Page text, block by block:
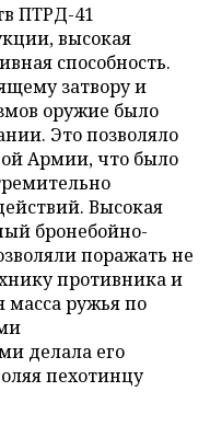
ПТРД-41
высокая
способность.
затвору и
оружие было
Это позволяло
Армии, что было
Высокая
бронебойно-
поражать не
противника и
ружья по
делала его
пехотинцу